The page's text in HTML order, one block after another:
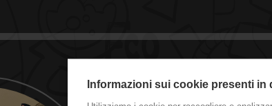
#Villasanta Chat
Informazioni sui cookie presenti in